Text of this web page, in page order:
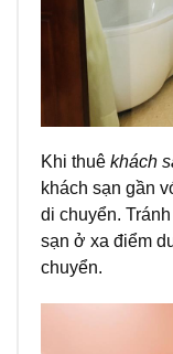
Khi thuê khách
khách sạn gần
di chuyển.
sạn ở xa điểm
chuyển.